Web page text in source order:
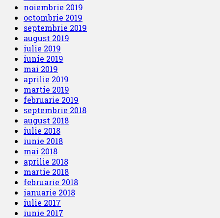
noiembrie 2019
octombrie 2019
septembrie 2019
august 2019
iulie 2019
iunie 2019
mai 2019
aprilie 2019
martie 2019
februarie 2019
septembrie 2018
august 2018
iulie 2018
iunie 2018
mai 2018
aprilie 2018
martie 2018
februarie 2018
ianuarie 2018
iulie 2017
iunie 2017